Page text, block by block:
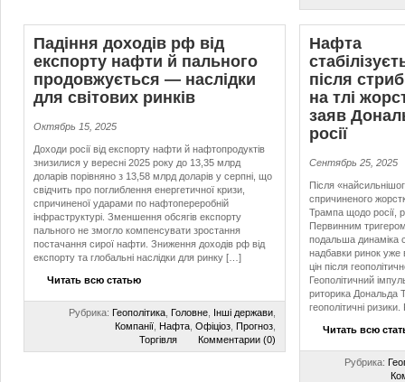
Падіння доходів рф від
експорту нафти й пального
продовжується — наслідки
для світових ринків
Октябрь 15, 2025
Доходи росії від експорту нафти й нафтопродуктів
знизилися у вересні 2025 року до 13,35 млрд
доларів порівняно з 13,58 млрд доларів у серпні, що
свідчить про поглиблення енергетичної кризи,
спричиненої ударами по нафтопереробній
інфраструктурі. Зменшення обсягів експорту
пального не змогло компенсувати зростання
постачання сирої нафти. Зниження доходів рф від
експорту та глобальні наслідки для ринку […]
Читать всю статью
Рубрика: Геополітика Головне Інші держави
Компанії Нафта Офіціоз Прогноз
Торгівля
Комментарии (0)
Нафта
після
на тлі
заяв
росії
Сентябрь 25, 2025
Після
спричиненого
Трампа щодо росії,
Первинним тригером
подальша динаміка
надбавки ринок уже
цін після
Геополітичний
риторика Дональда
геополітичні
Читать всю
Рубрика: